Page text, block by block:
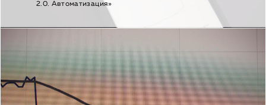
2.0. Автоматизация»